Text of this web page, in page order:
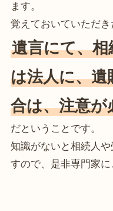
ます。
覚えておいていただき
遺言にて、
は法人に、
合は、注意が
だということです。
知識がないと相続人
すので、是非専門家に